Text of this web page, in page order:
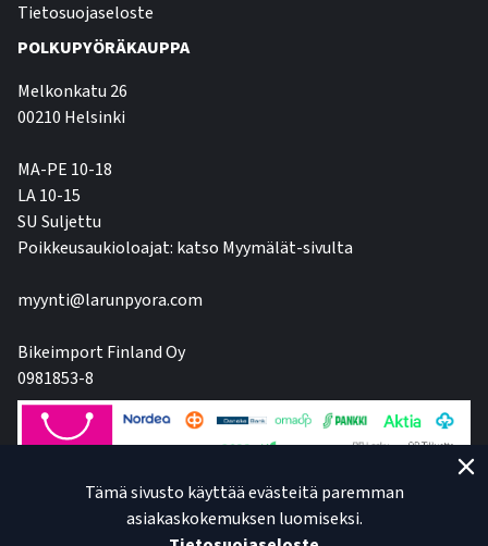
Tietosuojaseloste
POLKUPYÖRÄKAUPPA
Melkonkatu 26
00210 Helsinki
MA-PE 10-18
LA 10-15
SU Suljettu
Poikkeusaukioloajat: katso Myymälät-sivulta
myynti@larunpyora.com
Bikeimport Finland Oy
0981853-8
Tämä sivusto käyttää evästeitä paremman
asiakaskokemuksen luomiseksi.